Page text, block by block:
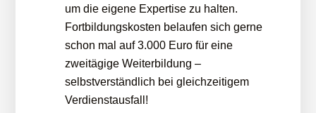
um die eigene Expertise zu halten.
Fortbildungskosten belaufen sich gerne
schon mal auf 3.000 Euro für eine
zweitägige Weiterbildung –
selbstverständlich bei gleichzeitigem
Verdienstausfall!